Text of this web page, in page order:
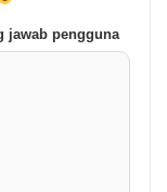
jawab pengguna